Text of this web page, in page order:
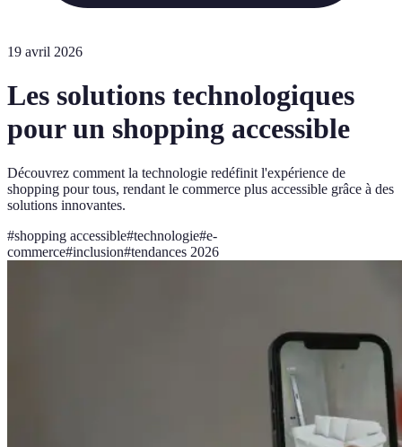
19 avril 2026
Les solutions technologiques
pour un shopping accessible
Découvrez comment la technologie redéfinit l'expérience de
shopping pour tous, rendant le commerce plus accessible grâce à des
solutions innovantes.
#shopping accessible#technologie#e-
commerce#inclusion#tendances 2026